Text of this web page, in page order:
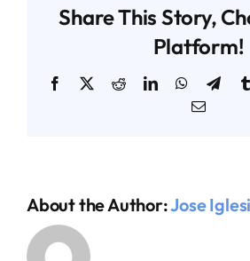
Share This Story,
Platform!
Facebook
X RedditLinkedInWhatsApp
Email
About the Author:Jose